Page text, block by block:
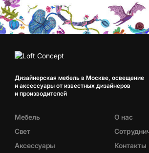
Дизайнерская мебель в Москве, освещение
и аксессуары от известных дизайнеров
и производителей
Мебель
Свет
Аксессуары
О нас
Контакты